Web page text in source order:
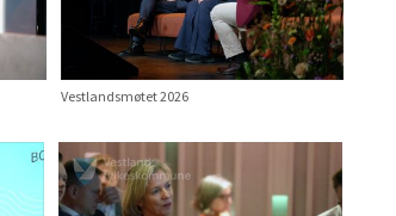
Vestlandsmøtet 2026